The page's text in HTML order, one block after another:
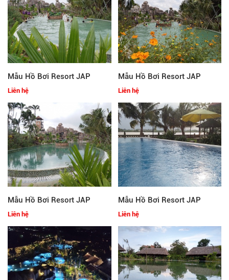
Mẫu Hồ Bơi Resort JAP
Liên hệ
Mẫu Hồ Bơi Resort JAP
Liên hệ
Mẫu Hồ Bơi Resort JAP
Liên hệ
Mẫu Hồ Bơi Resort JAP
Liên hệ